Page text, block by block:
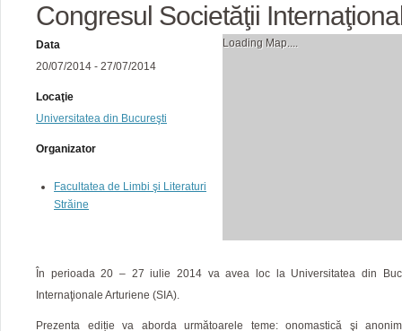
Congresul Societăţii
Loading Map....
Data
20/07/2014 - 27/07/2014
Locaţie
Universitatea din Bucureşti
Organizator
Facultatea de Limbi şi Literaturi
Străine
În perioada 20 – 27 iulie 2014 va avea loc la Universitatea din
Internaţionale Arturiene (SIA).
Prezenta ediție va aborda următoarele teme: onomastică şi